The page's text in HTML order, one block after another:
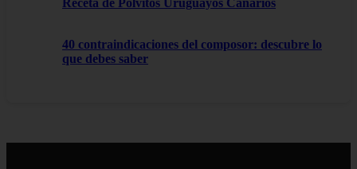
Receta de Polvitos Uruguayos Canarios
40 contraindicaciones del composor: descubre lo
que debes saber